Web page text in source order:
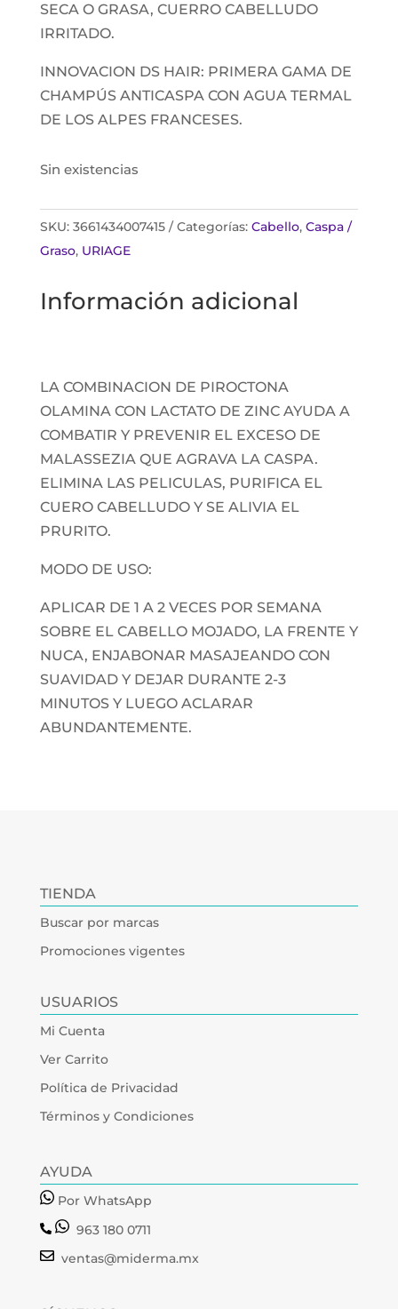
SECA O GRASA, CUERRO CABELLUDO
IRRITADO.
INNOVACION DS HAIR: PRIMERA GAMA DE
CHAMPÚS ANTICASPA CON AGUA TERMAL
DE LOS ALPES FRANCESES.
Sin existencias
SKU: 3661434007415 Categorías: Cabello, Caspa /
Graso, URIAGE
Información adicional
LA COMBINACION DE PIROCTONA
OLAMINA CON LACTATO DE ZINC AYUDA A
COMBATIR Y PREVENIR EL EXCESO DE
MALASSEZIA QUE AGRAVA LA CASPA.
ELIMINA LAS PELICULAS, PURIFICA EL
CUERO CABELLUDO Y SE ALIVIA EL
PRURITO.
MODO DE USO:
APLICAR DE 1 A 2 VECES POR SEMANA
SOBRE EL CABELLO MOJADO, LA FRENTE Y
NUCA, ENJABONAR MASAJEANDO CON
SUAVIDAD Y DEJAR DURANTE 2-3
MINUTOS Y LUEGO ACLARAR
ABUNDANTEMENTE.
TIENDA
Buscar por marcas
Promociones vigentes
USUARIOS
Mi Cuenta
Ver Carrito
Política de Privacidad
Términos y Condiciones
AYUDA
Por WhatsApp
963 180 0711
ventas@miderma.mx